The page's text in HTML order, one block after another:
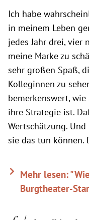
Ich habe
in meinem Leben
jedes Jahr drei, vier
meine Marke zu
sehr großen Spaß,
Kolleginnen zu
bemerkenswert, wie
ihre Strategie ist.
Wertschätzung.
sie das tun können.
Mehr lesen:
Burgtheater-